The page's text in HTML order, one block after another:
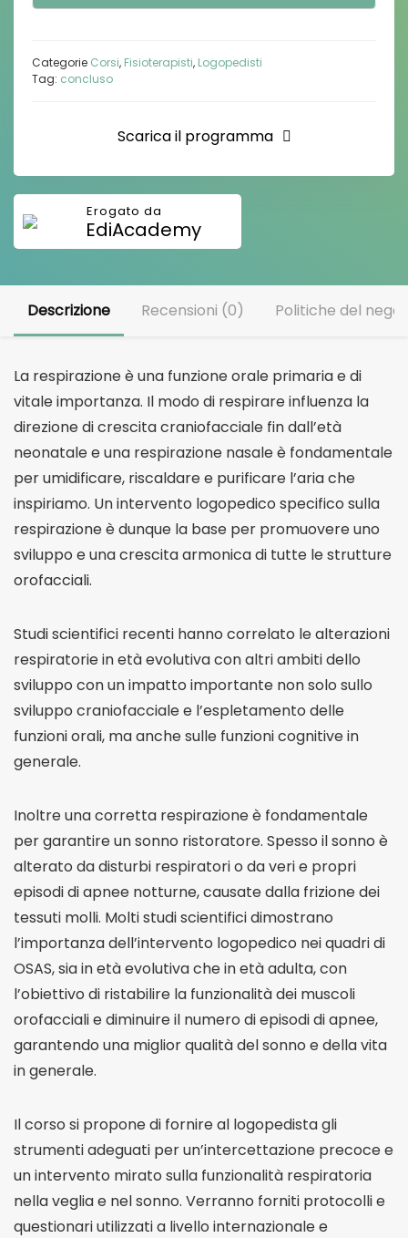
Categorie Corsi, Fisioterapisti, Logopedisti
Tag: concluso
Scarica il programma
EdiAcademy
Descrizione Recensioni (0) Politiche del
La respirazione è una funzione orale primaria e di
vitale importanza. Il modo di respirare influenza la
direzione di crescita craniofacciale fin dall’età
neonatale e una respirazione nasale è fondamentale
per umidificare, riscaldare e purificare l’aria che
inspiriamo. Un intervento logopedico specifico sulla
respirazione è dunque la base per promuovere uno
sviluppo e una crescita armonica di tutte le strutture
orofacciali.
Studi scientifici recenti hanno correlato le alterazioni
respiratorie in età evolutiva con altri ambiti dello
sviluppo con un impatto importante non solo sullo
sviluppo craniofacciale e l’espletamento delle
funzioni orali, ma anche sulle funzioni cognitive in
generale.
Inoltre una corretta respirazione è fondamentale
per garantire un sonno ristoratore. Spesso il sonno è
alterato da disturbi respiratori o da veri e propri
episodi di apnee notturne, causate dalla frizione dei
tessuti molli. Molti studi scientifici dimostrano
l’importanza dell’intervento logopedico nei quadri di
OSAS, sia in età evolutiva che in età adulta, con
l’obiettivo di ristabilire la funzionalità dei muscoli
orofacciali e diminuire il numero di episodi di apnee,
garantendo una miglior qualità del sonno e della vita
in generale.
Il corso si propone di fornire al logopedista gli
strumenti adeguati per un’intercettazione precoce e
un intervento mirato sulla funzionalità respiratoria
nella veglia e nel sonno. Verranno forniti protocolli e
questionari utilizzati a livello internazionale e